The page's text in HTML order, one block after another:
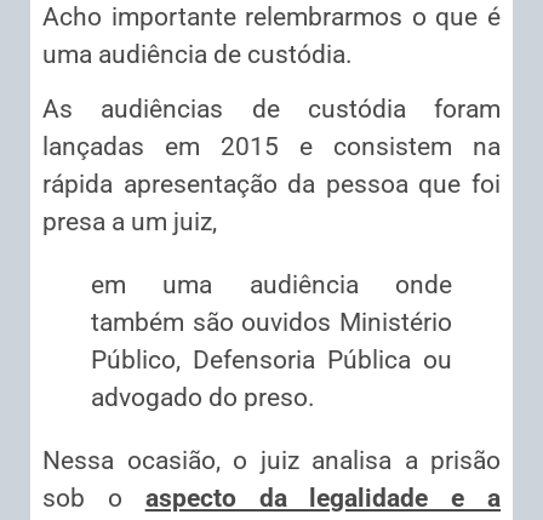
Acho importante relembrarmos o que é
uma audiência de custódia.
As audiências de custódia foram
lançadas em 2015 e consistem na
rápida apresentação da pessoa que foi
presa a um juiz,
em uma audiência onde
também são ouvidos Ministério
Público, Defensoria Pública ou
advogado do preso.
Nessa ocasião, o juiz analisa a prisão
sob o aspecto da legalidade e a